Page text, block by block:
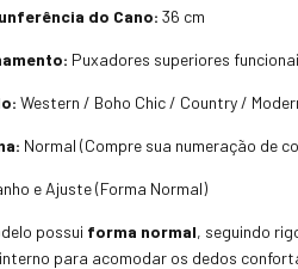
do Cano: 36 cm
Puxadores superiores
Western / Boho Chic / Country /
Normal (Compre sua numeração de
e Ajuste (Forma Normal)
possui forma normal, seguindo
para acomodar os dedos